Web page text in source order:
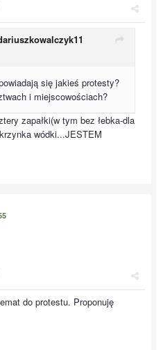
się jakieś protesty?
i miejscowościach?
zapałki(w tym bez łebka-dla
wódki...JESTEM
do protestu. Proponuję